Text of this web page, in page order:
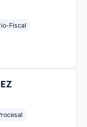
Fiscal